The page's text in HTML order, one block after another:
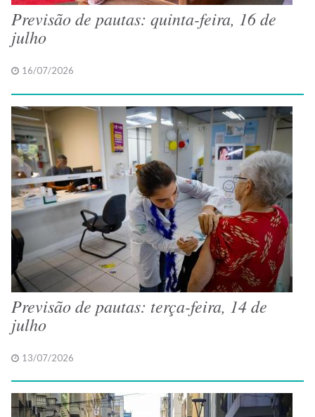
Previsão de pautas: quinta-feira, 16 de
julho
16/07/2026
Previsão de pautas: terça-feira, 14 de
julho
13/07/2026